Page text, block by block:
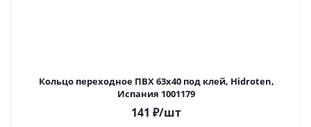
Кольцо переходное ПВХ 63х40 под клей, Hidroten,
Испания 1001179
141 ₽/шт